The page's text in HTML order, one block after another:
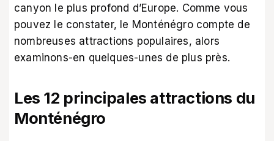
canyon le plus profond d’Europe. Comme vous
pouvez le constater, le Monténégro compte de
nombreuses attractions populaires, alors
examinons-en quelques-unes de plus près.
Les 12 principales attractions du
Monténégro